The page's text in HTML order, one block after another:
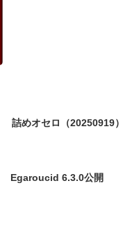
詰めオセロ（20250919）
Egaroucid 6.3.0公開